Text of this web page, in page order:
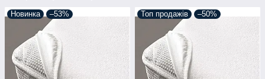
Новинка –53% Топ продажів –50%